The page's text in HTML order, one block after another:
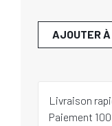
AJOUTER
Livraison
Paiement